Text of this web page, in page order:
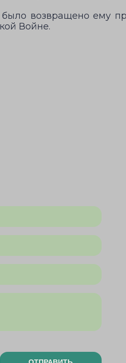
было возвращено ему
Войне.